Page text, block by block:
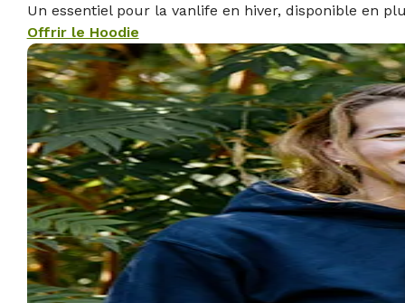
Un essentiel pour la vanlife en hiver, disponible en
Offrir le Hoodie